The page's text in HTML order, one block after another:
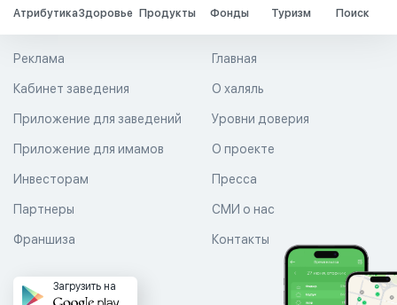
АтрибутикаЗдоровье Продукты Фонды Туризм Поиск
Главная
О халяль
Уровни доверия
Реклама
Кабинет заведения
Приложение для заведений
Приложение для имамов О проекте
Пресса
СМИ о нас
Контакты
Инвесторам
Партнеры
Франшиза
Загрузить на